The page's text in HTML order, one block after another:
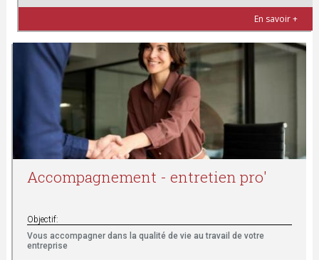
En savoir +
Accompagnement - entretien pro'
Objectif:
Vous accompagner dans la qualité de vie au travail de votre
entreprise